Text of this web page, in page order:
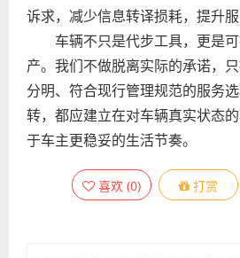
诉求，减少信息转译损耗，提升服
车辆不只是代步工具，更是
产。我们不做脱离实际的承诺，
分明、符合现行管理规范的服务
转，都应建立在对车辆真实状态
于车主更稳妥的生活节奏。
喜欢 (0) 打赏